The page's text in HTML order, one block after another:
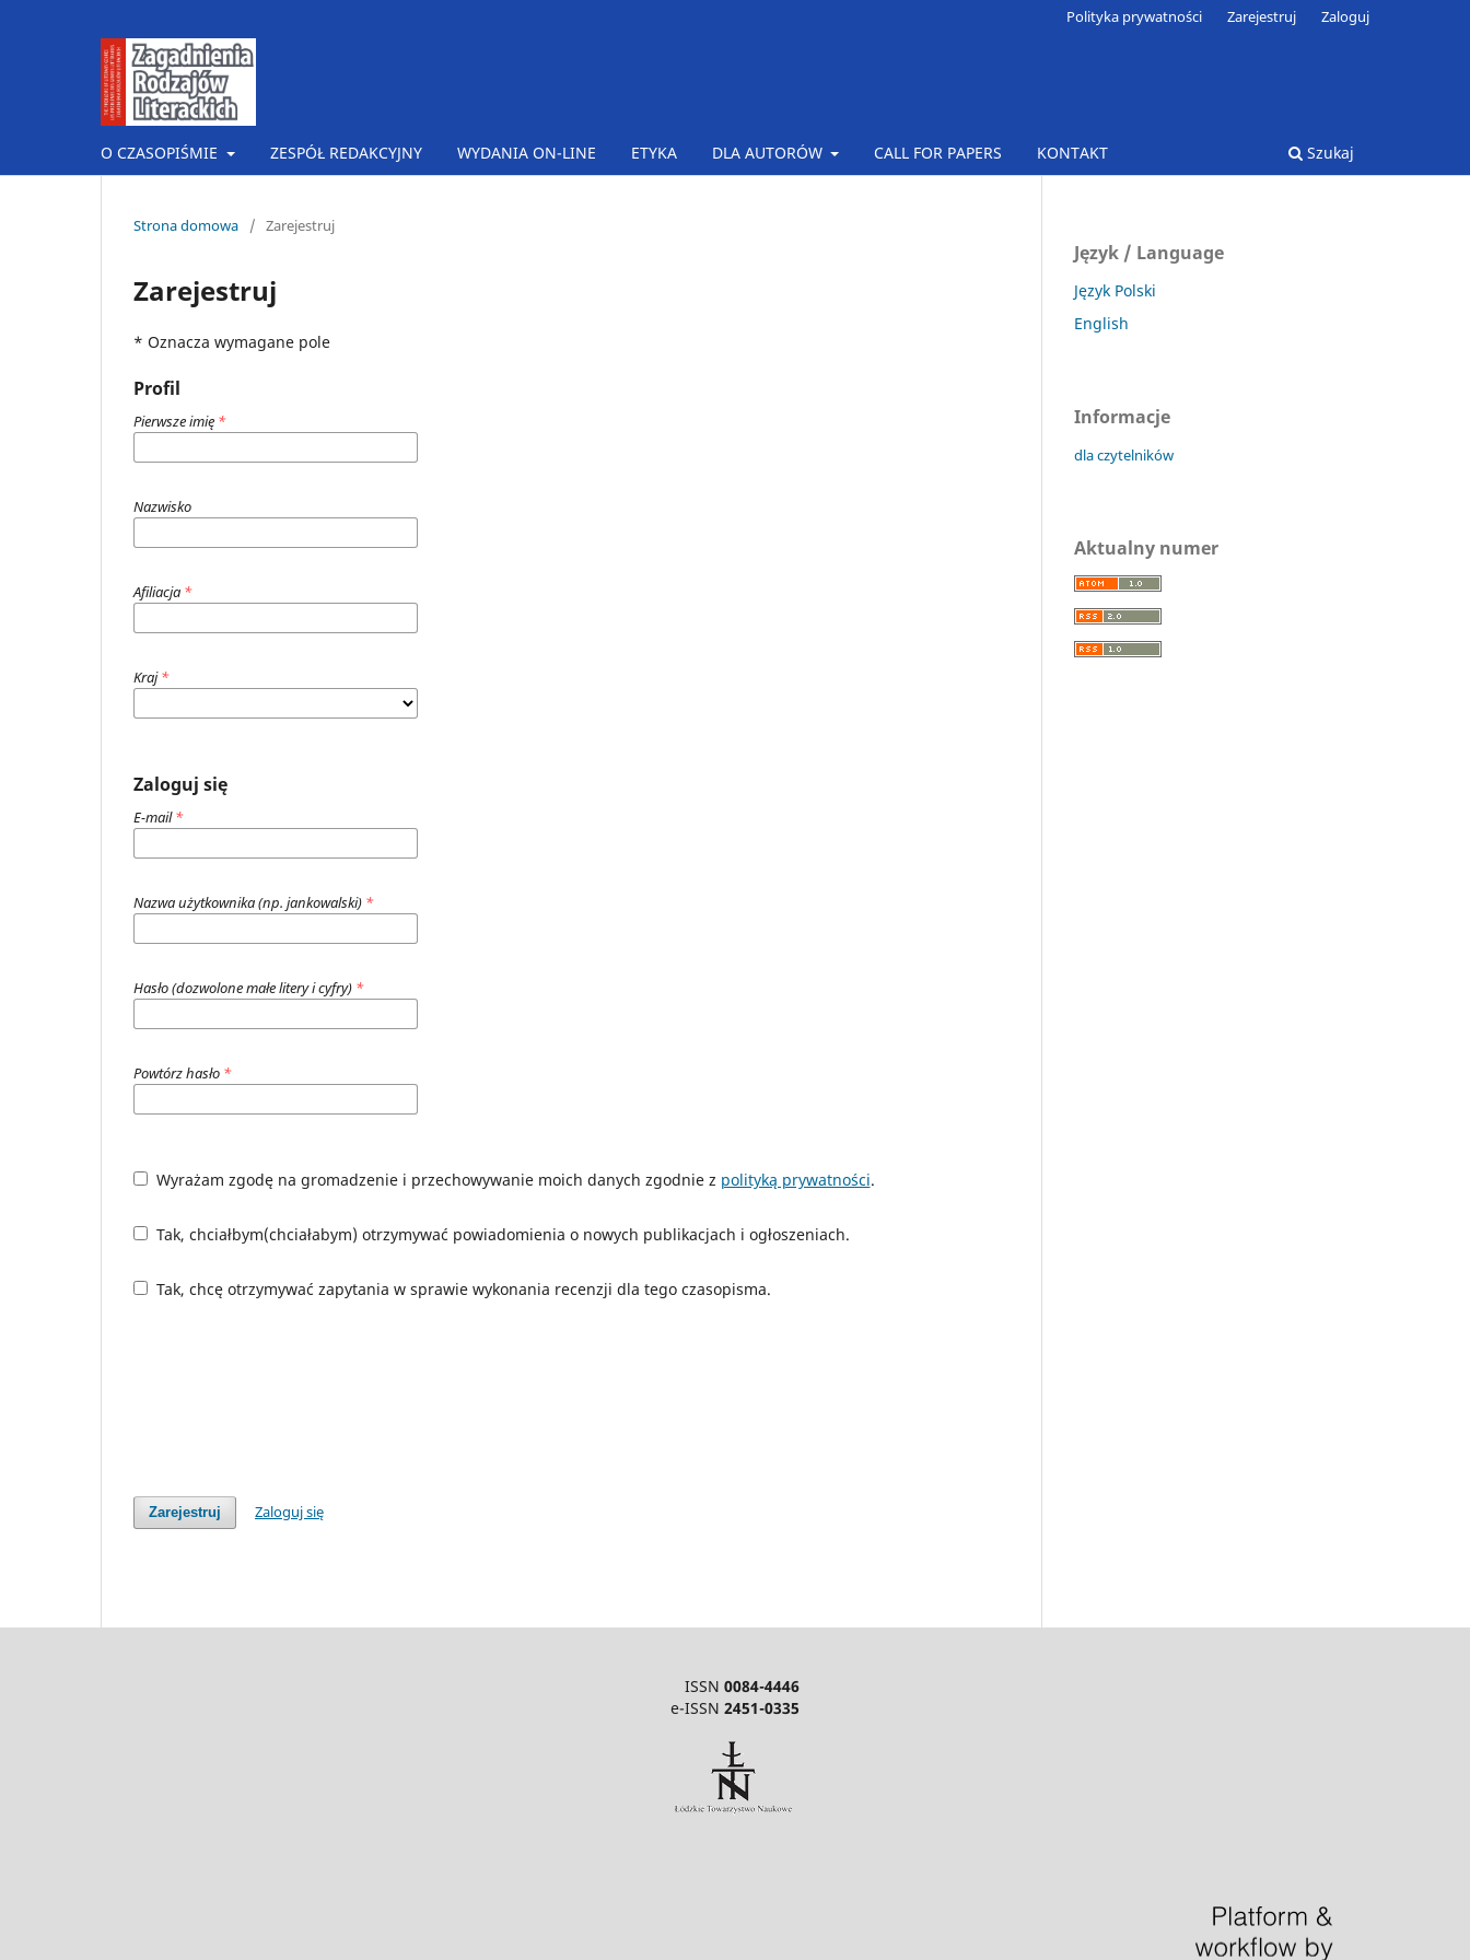
O CZASOPIŚMIE ZESPÓŁ REDAKCYJNY WYDANIA ON-LINE ETYKA DLA AUTORÓW CALL FOR PAPERS KONTAKT Szukaj
Polityka prywatności Zarejestruj Zaloguj
Strona domowa / Zarejestruj
Zarejestruj
* Oznacza wymagane pole
Profil
Pierwsze imię *
Nazwisko
Afiliacja *
Kraj*
Zaloguj się
E-mail*
Nazwa użytkownika (np. jankowalski) *
Hasło (dozwolone małe litery i cyfry) *
Powtórz hasło *
Wyrażam zgodę na gromadzenie i przechowywanie moich danych zgodnie z polityką prywatności.
Tak, chciałbym(chciałabym) otrzymywać powiadomienia o nowych publikacjach i ogłoszeniach.
Tak, chcę otrzymywać zapytania w sprawie wykonania recenzji dla tego czasopisma.
Zarejestruj Zaloguj się
Język / Language
Język Polski
English
Informacje
dla czytelników
Aktualny numer
ISSN 0084-4446
e-ISSN 2451-0335